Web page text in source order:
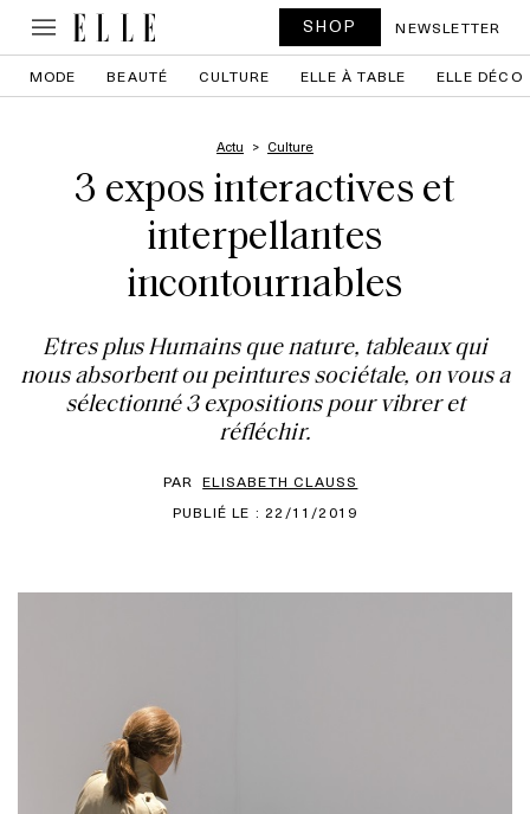
SHOP NEWSLETTER
MODE BEAUTÉ CULTURE ELLE À TABLE ELLE DÉCO
Actu Culture
3 expos interactives et
interpellantes
incontournables
Etres plus Humains que nature, tableaux qui
nous absorbent ou peintures sociétale, on vous a
sélectionné 3 expositions pour vibrer et
réfléchir.
PAR ELISABETH CLAUSS
PUBLIÉ LE : 22/11/2019